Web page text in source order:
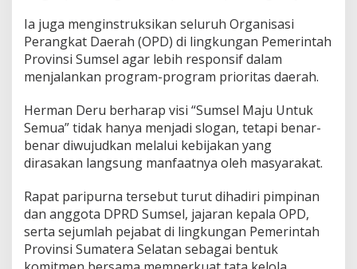
Ia juga menginstruksikan seluruh Organisasi
Perangkat Daerah (OPD) di lingkungan Pemerintah
Provinsi Sumsel agar lebih responsif dalam
menjalankan program-program prioritas daerah.
Herman Deru berharap visi “Sumsel Maju Untuk
Semua” tidak hanya menjadi slogan, tetapi benar-
benar diwujudkan melalui kebijakan yang
dirasakan langsung manfaatnya oleh masyarakat.
Rapat paripurna tersebut turut dihadiri pimpinan
dan anggota DPRD Sumsel, jajaran kepala OPD,
serta sejumlah pejabat di lingkungan Pemerintah
Provinsi Sumatera Selatan sebagai bentuk